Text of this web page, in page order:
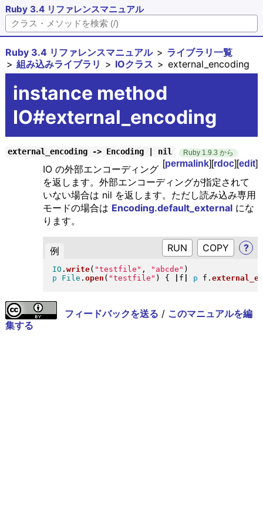
Ruby 3.4 リファレンスマニュアル
Ruby 3.4 リファレンスマニュアル
ライブラリ一覧
組み込みライブラリ
IOクラス external_encoding
instance method
IO#external_encoding
external_encoding -> Encoding | nil Ruby 1.9.3 から
[permalink][rdoc][edit]
IO の外部エンコーディング
を返します。外部エンコーディングが指定されて
いない場合は nil を返します。ただし読み込み専用
モードの場合は Encoding.default_externalにな
ります。
例 RUN ?
IO . write( "testfile " , " abcde " )
p
File . open ( "testfile " ) { f p f .
フィードバックを送る / このマニュアルを編
集する